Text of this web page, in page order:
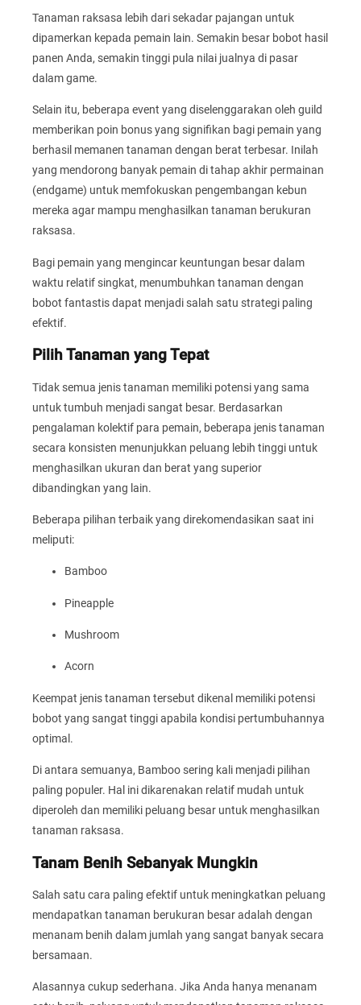
Tanaman raksasa lebih dari sekadar pajangan untuk
dipamerkan kepada pemain lain. Semakin besar bobot hasil
panen Anda, semakin tinggi pula nilai jualnya di pasar
dalam game.
Selain itu, beberapa event yang diselenggarakan oleh guild
memberikan poin bonus yang signifikan bagi pemain yang
berhasil memanen tanaman dengan berat terbesar. Inilah
yang mendorong banyak pemain di tahap akhir permainan
(endgame) untuk memfokuskan pengembangan kebun
mereka agar mampu menghasilkan tanaman berukuran
raksasa.
Bagi pemain yang mengincar keuntungan besar dalam
waktu relatif singkat, menumbuhkan tanaman dengan
bobot fantastis dapat menjadi salah satu strategi paling
efektif.
Pilih Tanaman yang Tepat
Tidak semua jenis tanaman memiliki potensi yang sama
untuk tumbuh menjadi sangat besar. Berdasarkan
pengalaman kolektif para pemain, beberapa jenis tanaman
secara konsisten menunjukkan peluang lebih tinggi untuk
menghasilkan ukuran dan berat yang superior
dibandingkan yang lain.
Beberapa pilihan terbaik yang direkomendasikan saat ini
meliputi:
Bamboo
Pineapple
Mushroom
Acorn
Keempat jenis tanaman tersebut dikenal memiliki potensi
bobot yang sangat tinggi apabila kondisi pertumbuhannya
optimal.
Di antara semuanya, Bamboo sering kali menjadi pilihan
paling populer. Hal ini dikarenakan relatif mudah untuk
diperoleh dan memiliki peluang besar untuk menghasilkan
tanaman raksasa.
Tanam Benih Sebanyak Mungkin
Salah satu cara paling efektif untuk meningkatkan peluang
mendapatkan tanaman berukuran besar adalah dengan
menanam benih dalam jumlah yang sangat banyak secara
bersamaan.
Alasannya cukup sederhana. Jika Anda hanya menanam